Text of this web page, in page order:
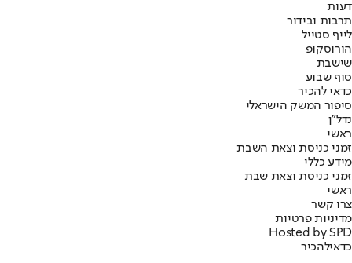
דעות
תרבות ובידור
לייף סטייל
הורוסקופ
שישבת
סוף שבוע
כדאי להכיר
סיפור המשק הישראלי
נדל"ן
ראשי
זמני כניסת וצאת השבת
מידע כללי
זמני כניסת וצאת שבת
ראשי
צרו קשר
מדיניות פרטיות
Hosted by SPD
כדאילהכיר